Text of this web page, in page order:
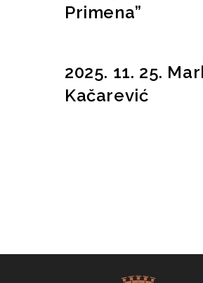
Primena”
2025. 11. 25.
Kačarević